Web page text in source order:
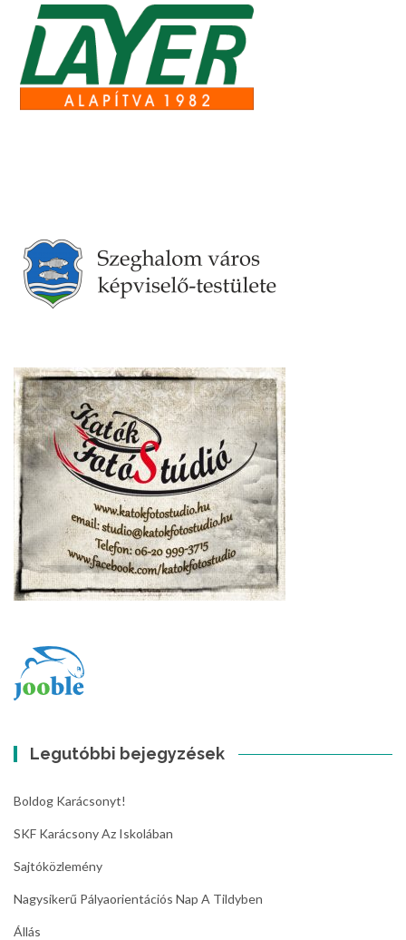
Legutóbbi bejegyzések
Boldog Karácsonyt!
SKF Karácsony Az Iskolában
Sajtóközlemény
Nagysikerű Pályaorientációs Nap A Tildyben
Állás